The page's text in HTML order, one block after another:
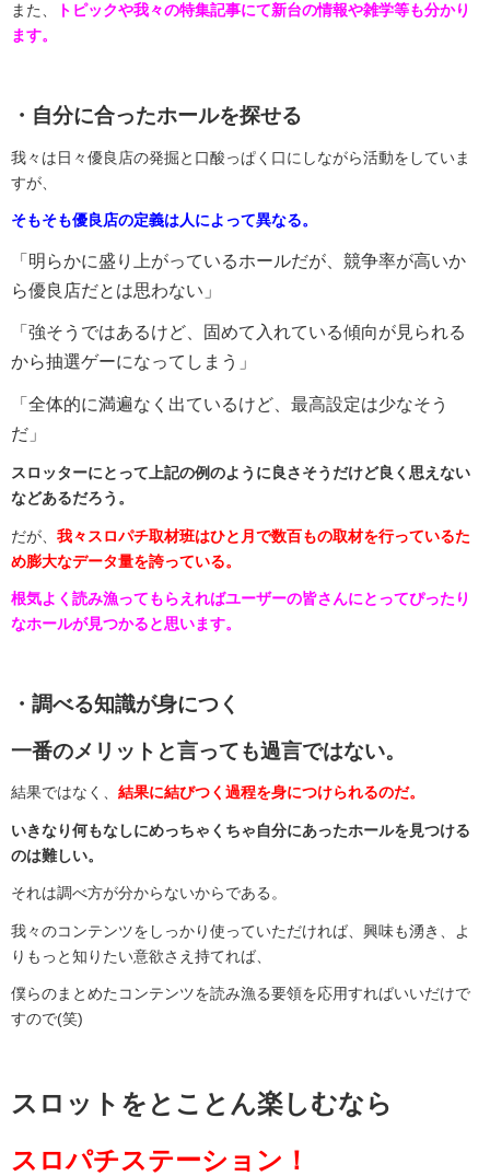
また、
トピックや我々の特集記事にて新台の情報や雑学等も分かり
ます。
・自分に合ったホールを探せる
我々は日々優良店の発掘と口酸っぱく口にしながら活動をしていま
すが、
そもそも優良店の定義は人によって異なる。
「明らかに盛り上がっているホールだが、競争率が高いか
ら優良店だとは思わない」
「強そうではあるけど、固めて入れている傾向が見られる
から抽選ゲーになってしまう」
「全体的に満遍なく出ているけど、最高設定は少なそう
だ」
スロッターにとって上記の例のように良さそうだけど良く思えない
などあるだろう。
だが、 我々スロパチ取材班はひと月で数百もの取材を行っているた
め膨大なデータ量を誇っている。
根気よく読み漁ってもらえればユーザーの皆さんにとってぴったり
なホールが見つかると思います。
・調べる知識が身につく
一番のメリットと言っても過言ではない。
結果ではなく、 結果に結びつく過程を身につけられるのだ。
いきなり何もなしにめっちゃくちゃ自分にあったホールを見つける
のは難しい。
それは調べ方が分からないからである。
我々のコンテンツをしっかり使っていただければ、興味も湧き、よ
りもっと知りたい意欲さえ持てれば、
僕らのまとめたコンテンツを読み漁る要領を応用すればいいだけで
すので(笑)
スロットをとことん楽しむなら
スロパチステーション！